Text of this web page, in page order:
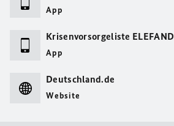
App
Krisenvorsorgeliste ELEFAND
App
Deutschland.de
Website